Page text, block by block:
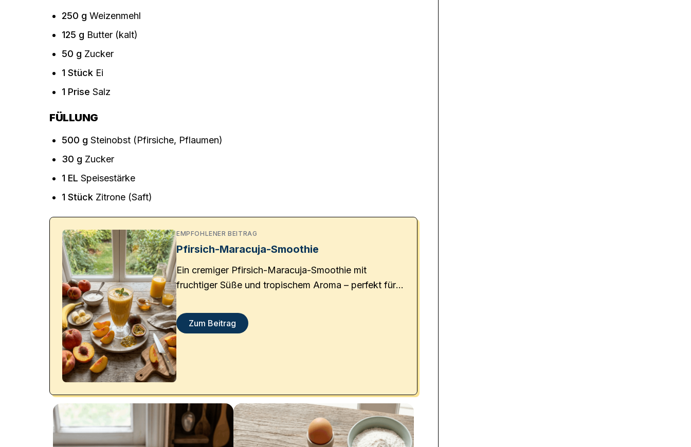
250 g Weizenmehl
125 g Butter (kalt)
50 g Zucker
1 Stück Ei
1 Prise Salz
FÜLLUNG
500 g Steinobst (Pfirsiche, Pflaumen)
30 g Zucker
1 EL Speisestärke
1 Stück Zitrone (Saft)
EMPFOHLENER BEITRAG
Pfirsich-Maracuja-Smoothie
Ein cremiger Pfirsich-Maracuja-Smoothie mit
fruchtiger Süße und tropischem Aroma – perfekt für
Snack.
Zum Beitrag